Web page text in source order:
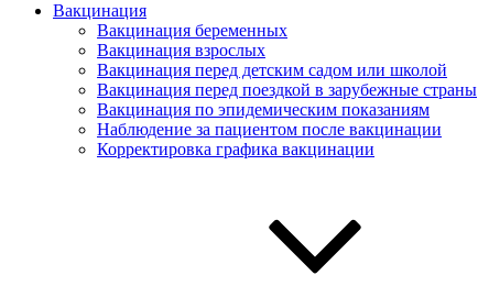
Вакцинация
Вакцинация беременных
Вакцинация взрослых
Вакцинация перед детским садом или школой
Вакцинация перед поездкой в зарубежные страны
Вакцинация по эпидемическим показаниям
Наблюдение за пациентом после вакцинации
Корректировка графика вакцинации